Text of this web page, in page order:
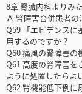
8章 腎臓内科よりみ
Ａ 腎障害合併患者の
Q59 「エビデンスに
用するのですか？
Q60 痛風の腎障害の
Q61 高度の腎障害を
ように処置したらよ
Q62 腎機能低下例に